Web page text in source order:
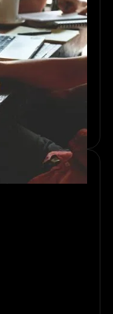
altijd
zijn voor
voor